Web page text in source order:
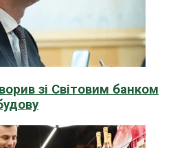
зі Світовим банком